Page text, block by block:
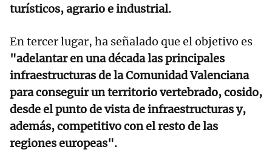
turísticos, agrario e industrial.
En tercer lugar, ha señalado que el objetivo es
"adelantar en una década las principales
infraestructuras de la Comunidad Valenciana
para conseguir un territorio vertebrado, cosido,
desde el punto de vista de infraestructuras y,
además, competitivo con el resto de las
regiones europeas".